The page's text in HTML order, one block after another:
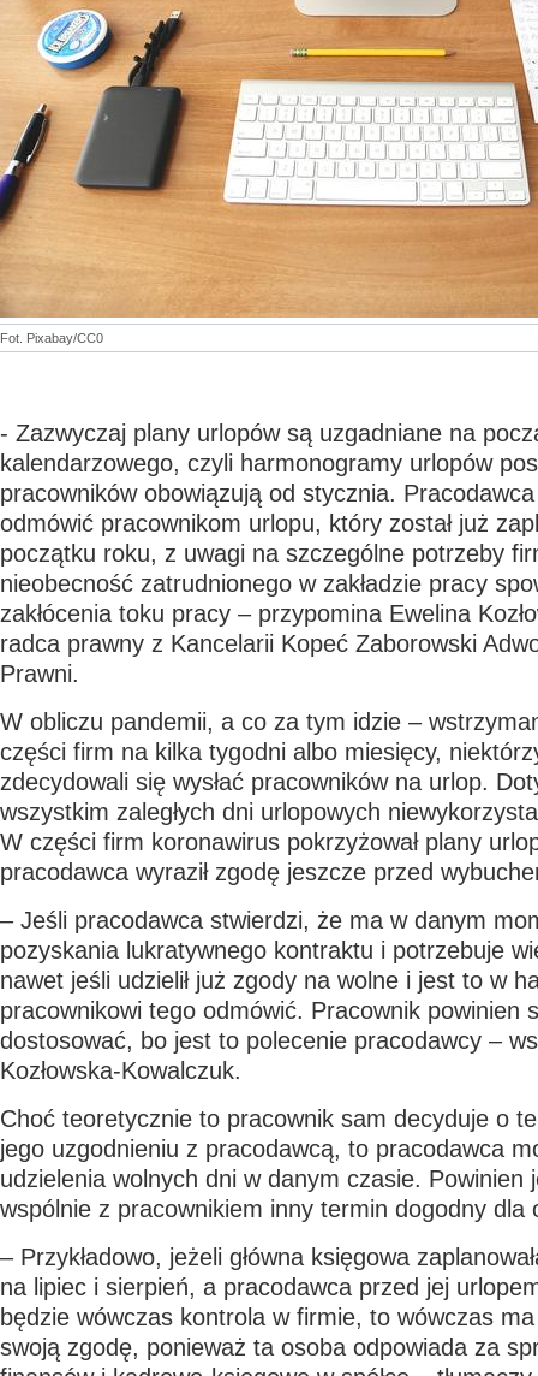
Fot. Pixabay/CC0
- Zazwyczaj plany urlopów są uzgadniane na
kalendarzowego, czyli harmonogramy urlopów
pracowników obowiązują od stycznia.
odmówić pracownikom urlopu, który został już
początku roku, z uwagi na szczególne potrzeby
nieobecność zatrudnionego w zakładzie pracy
zakłócenia toku pracy – przypomina Ewelina
radca prawny z Kancelarii Kopeć Zaborowski
Prawni.
W obliczu pandemii, a co za tym idzie –
części firm na kilka tygodni albo miesięcy,
zdecydowali się wysłać pracowników na urlop.
wszystkim zaległych dni urlopowych
W części firm koronawirus pokrzyżował plany
pracodawca wyraził zgodę jeszcze przed
– Jeśli pracodawca stwierdzi, że ma w danym
pozyskania lukratywnego kontraktu i potrzebuje
nawet jeśli udzielił już zgody na wolne i jest to w
pracownikowi tego odmówić. Pracownik powinien
dostosować, bo jest to polecenie pracodawcy –
Kozłowska-Kowalczuk.
Choć teoretycznie to pracownik sam decyduje o
jego uzgodnieniu z pracodawcą, to pracodawca
udzielenia wolnych dni w danym czasie. Powinien
wspólnie z pracownikiem inny termin dogodny dla
– Przykładowo, jeżeli główna księgowa
na lipiec i sierpień, a pracodawca przed jej
będzie wówczas kontrola w firmie, to wówczas
swoją zgodę, ponieważ ta osoba odpowiada za